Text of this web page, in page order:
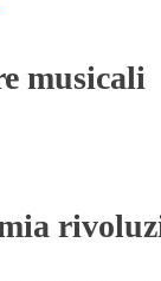
musicali